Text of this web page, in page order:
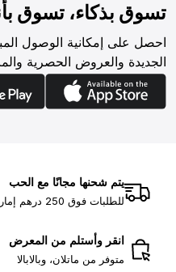
تسوق بذكاء، تسوق
احصل على إمكانية الوصول
الجديدة والعروض الحصرية
يتم شحنها مجانًا مع الحب
للطلبات فوق 250 درهم إماراتي
انقر وأستلم من المعرض
متوفر من ماتلان، وبالابالا